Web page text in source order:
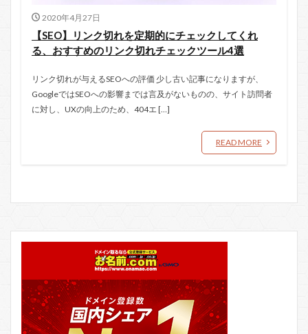
2020年4月27日
【SEO】リンク切れを定期的にチェックしてくれ
る、おすすめのリンク切れチェックツール4選
リンク切れが与えるSEOへの評価 少し古い記事になりますが、
GoogleではSEOへの影響までは言及がないものの、サイト訪問者
に対し、UXの向上のため、404エ […]
READ MORE